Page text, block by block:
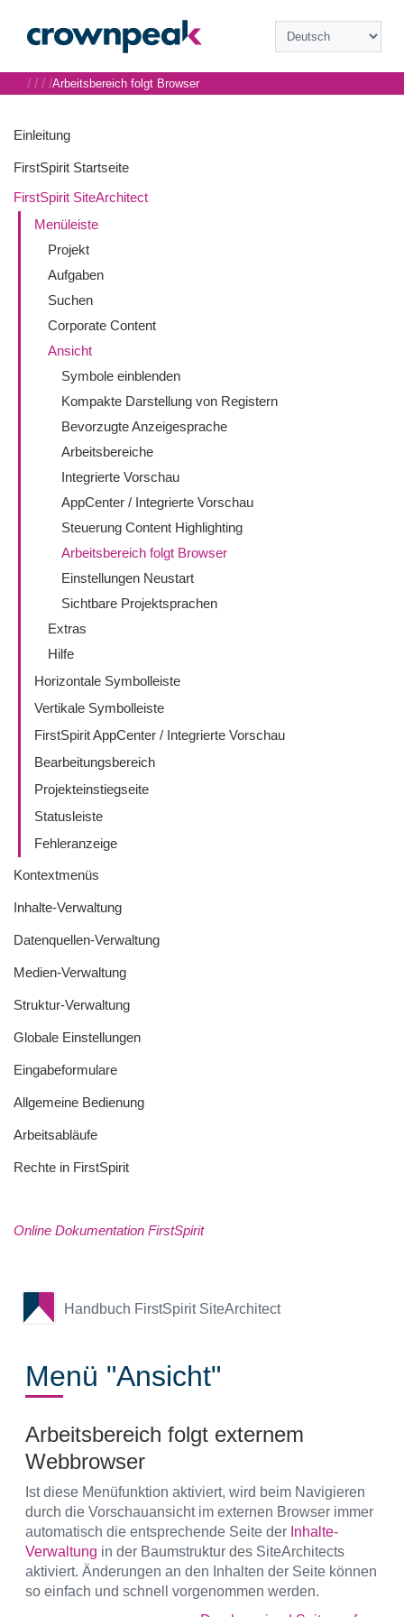
Einleitung
FirstSpirit Startseite
FirstSpirit SiteArchitect
Menüleiste
Projekt
Aufgaben
Suchen
Corporate Content
Ansicht
Symbole einblenden
Kompakte Darstellung von Registern
Bevorzugte Anzeigesprache
Arbeitsbereiche
Integrierte Vorschau
AppCenter / Integrierte Vorschau
Steuerung Content Highlighting
Arbeitsbereich folgt Browser
Einstellungen Neustart
Sichtbare Projektsprachen
Extras
Hilfe
Horizontale Symbolleiste
Vertikale Symbolleiste
FirstSpirit AppCenter / Integrierte Vorschau
Bearbeitungsbereich
Projekteinstiegseite
Statusleiste
Fehleranzeige
Kontextmenüs
Inhalte-Verwaltung
Datenquellen-Verwaltung
Medien-Verwaltung
Struktur-Verwaltung
Globale Einstellungen
Eingabeformulare
Allgemeine Bedienung
Arbeitsabläufe
Rechte in FirstSpirit
Online Dokumentation FirstSpirit
Handbuch FirstSpirit SiteArchitect
/ / / /Arbeitsbereich folgt Browser
Menü "Ansicht"
Arbeitsbereich folgt externem
Webbrowser
Ist diese Menüfunktion aktiviert, wird beim Navigieren
durch die Vorschauansicht im externen Browser immer
automatisch die entsprechende Seite der Inhalte-
Verwaltung in der Baumstruktur des SiteArchitects
aktiviert. Änderungen an den Inhalten der Seite können
so einfach und schnell vorgenommen werden.